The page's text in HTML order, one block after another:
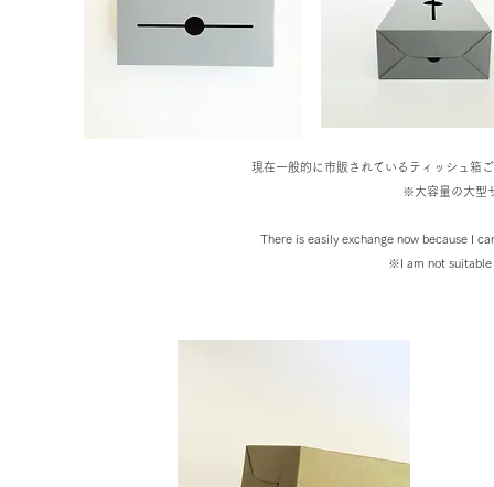
現在一般的に市販されているティッシュ箱
※大容量の大型
There is easily exchange now because I
※I am not suitable